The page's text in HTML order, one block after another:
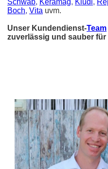
Schwab, Keramag, Kludi,
Boch, Vita uvm.
Unser Kundendienst-Team
zuverlässig und sauber für